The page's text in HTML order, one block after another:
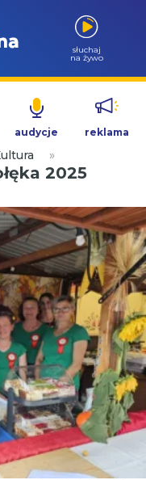
słuchaj
na żywo
audycje reklama
»
2025